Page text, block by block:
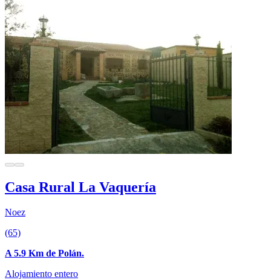
Casa Rural La Vaquería
Noez
(65)
A 5.9 Km de Polán.
Alojamiento entero